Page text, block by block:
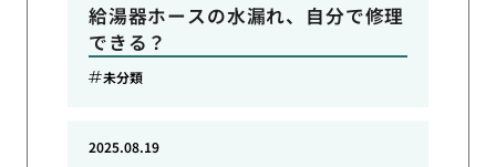
給湯器ホースの水漏れ、自分で修理
できる？
未分類
2025.08.19